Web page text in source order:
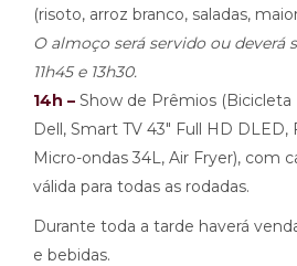
(risoto, arroz branco, saladas,
O almoço será servido ou deverá
11h45 e 13h30.
14h – Show de Prêmios
Dell, Smart TV 43″ Full HD DLED,
Micro-ondas 34L, Air Fryer), com
válida para todas as rodadas.
Durante toda a tarde haverá
e bebidas.